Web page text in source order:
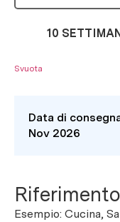
10
Svuota
Data di
Nov 2026
Esempio: Cucina,